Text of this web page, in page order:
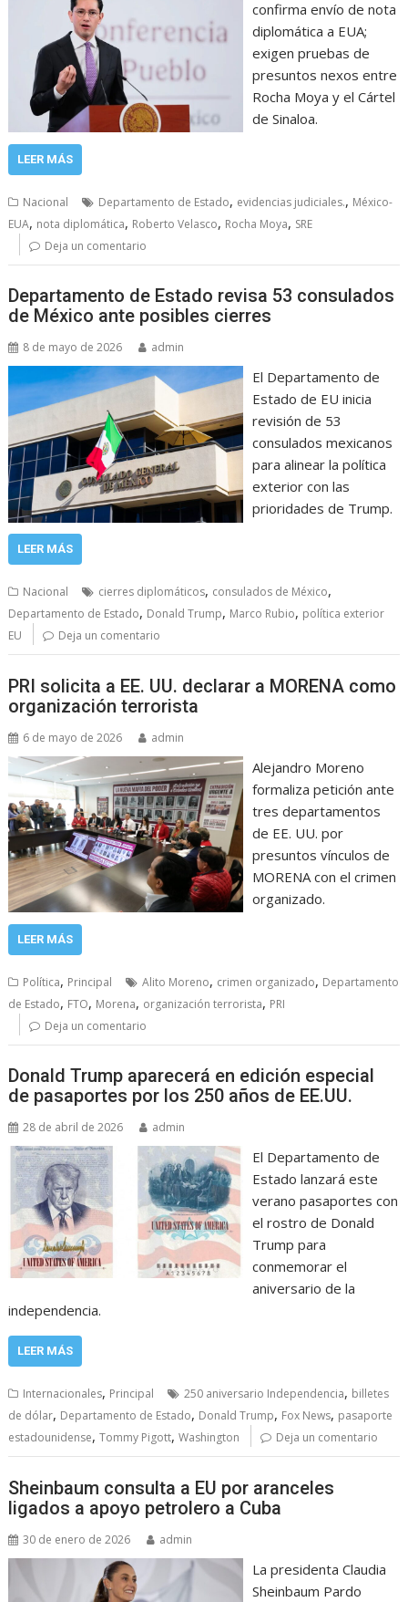
confirma envío de nota
diplomática a EUA;
exigen pruebas de
presuntos nexos entre
Rocha Moya y el Cártel
de Sinaloa.
LEER MÁS
Nacional Departamento de Estado, evidencias judiciales., México-
EUA, nota diplomática, Roberto Velasco, Rocha Moya, SRE
Deja un comentario
Departamento de Estado revisa 53 consulados
de México ante posibles cierres
8 de mayo de 2026 admin
El Departamento de
Estado de EU inicia
revisión de 53
consulados mexicanos
para alinear la política
exterior con las
prioridades de Trump.
LEER MÁS
Nacional cierres diplomáticos, consulados de México,
Departamento de Estado, Donald Trump, Marco Rubio, política exterior
EU
Deja un comentario
PRI solicita a EE. UU. declarar a MORENA como
organización terrorista
6 de mayo de 2026 admin
Alejandro Moreno
formaliza petición ante
tres departamentos
de EE. UU. por
presuntos vínculos de
MORENA con el crimen
organizado.
LEER MÁS
Política, Principal Alito Moreno, crimen organizado, Departamento
de Estado, FTO, Morena, organización terrorista, PRI
Deja un comentario
Donald Trump aparecerá en edición especial
de pasaportes por los 250 años de EE.UU.
28 de abril de 2026 admin
El Departamento de
Estado lanzará este
verano pasaportes con
el rostro de Donald
Trump para
conmemorar el
aniversario de la
independencia.
LEER MÁS
Internacionales, Principal 250 aniversario Independencia, billetes
de dólar, Departamento de Estado, Donald Trump, Fox News, pasaporte
estadounidense,Tommy Pigott,Washington Deja un comentario
Sheinbaum consulta a EU por aranceles
ligados a apoyo petrolero a Cuba
30 de enero de 2026 admin
La presidenta Claudia
Sheinbaum Pardo